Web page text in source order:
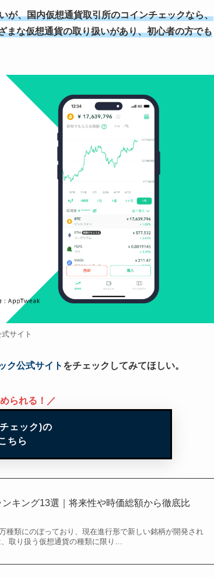
が、国内仮想通貨取引所のコインチェックなら、
まな仮想通貨の取り扱いがあり、初心者の方でも
サイト
ク公式サイト をチェックしてみてほしい。
られる！／
ェック)の
ちら
ンキング13選｜将来性や時価総額から徹底比
種類にのぼっており、現在進行形で新しい銘柄が開発され
取り扱う仮想通貨の種類に限り…